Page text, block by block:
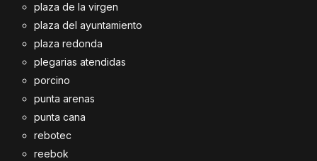
plaza de la virgen
plaza del ayuntamiento
plaza redonda
plegarias atendidas
porcino
punta arenas
punta cana
rebotec
reebok